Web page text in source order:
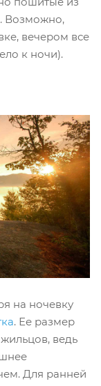
Возможно,
вечером все
к ночи).
на ночевку
. Ее размер
ведь
Для ранней